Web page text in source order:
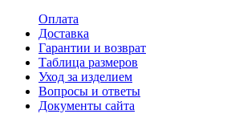
Оплата
Доставка
Гарантии и возврат
Таблица размеров
Уход за изделием
Вопросы и ответы
Документы сайта